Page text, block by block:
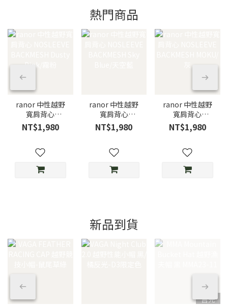
熱門商品
ranor 中性越野
寬肩背心
NOSLEEVE
BACKMESH
NT$1,980
ranor 中性越野
寬肩背心
NOSLEEVE
BACKMESH Sky
NT$1,980
ranor 中性越野
寬肩背心
NOSLEEVE
BACKMESH
NT$1,980
新品到貨
售完